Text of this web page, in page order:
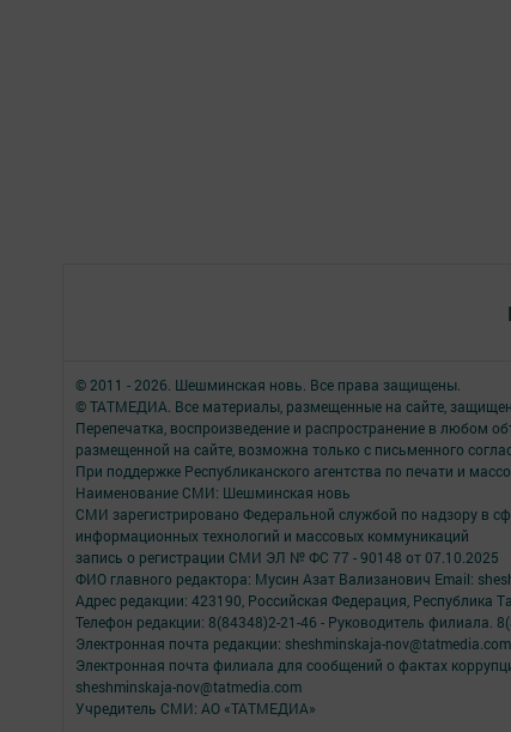
© 2011 - 2026. Шешминская новь. Все права защищены.
© ТАТМЕДИА. Все материалы, размещенные на сайте,
Перепечатка, воспроизведение и распространение в любом
размещенной на сайте, возможна только с письменного
При поддержке Республиканского агентства по печати и
Наименование СМИ: Шешминская новь
СМИ зарегистрировано Федеральной службой по надзору в
информационных технологий и массовых коммуникаций
запись о регистрации СМИ ЭЛ № ФС 77 - 90148 от 07.10.2025
ФИО главного редактора: Мусин Азат Вализанович Email:
Адрес редакции: 423190, Российская Федерация,
Телефон редакции: 8(84348)2-21-46 - Руководитель филиала.
Электронная почта редакции: sheshminskaja-nov@tatmedia.com
Электронная почта филиала для сообщений о фактах
sheshminskaja-nov@tatmedia.com
Учредитель СМИ: АО «ТАТМЕДИА»